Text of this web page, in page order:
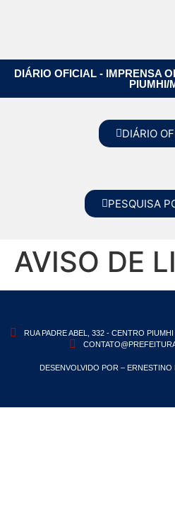
DIÁRIO OFICIAL - IMPRENSA
PIUMHI/
DIÁRIO
PESQUISA
AVISO DE
RUA PADRE ABEL, 332 - CENTRO
DESENVOLVIDO POR – ERNESTINO